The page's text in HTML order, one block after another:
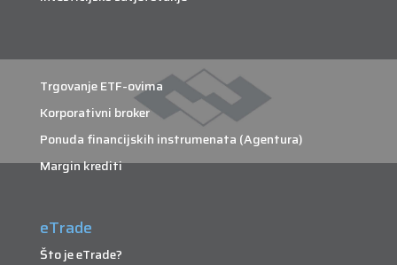
Trgovanje ETF-ovima
Korporativni broker
Ponuda financijskih instrumenata (Agentura)
Margin krediti
eTrade
Što je eTrade?